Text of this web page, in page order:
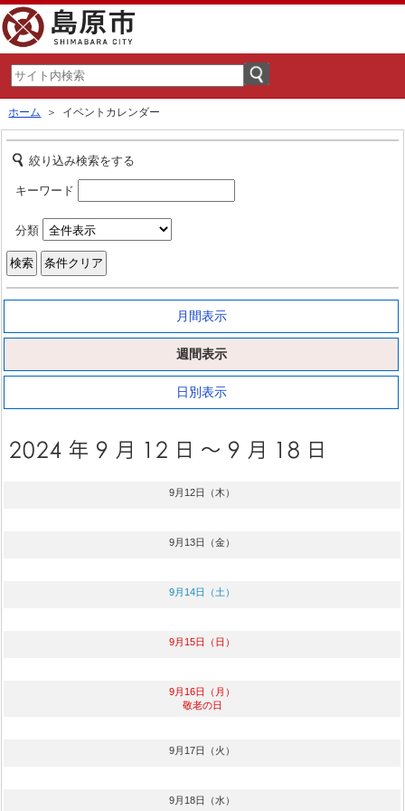
ホーム ＞ イベントカレンダー
絞り込み検索をする
キーワード
分類
月間表示
週間表示
日別表示
9月12日（木）
9月13日（金）
9月14日（土）
9月15日（日）
9月16日（月）
敬老の日
9月17日（火）
9月18日（水）